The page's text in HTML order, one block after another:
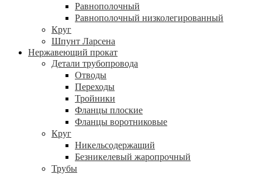
Равнополочный
Равнополочный низколегированный
Круг
Шпунт Ларсена
Нержавеющий прокат
Детали трубопровода
Отводы
Переходы
Тройники
Фланцы плоские
Фланцы воротниковые
Круг
Никельсодержащий
Безникелевый жаропрочный
Трубы